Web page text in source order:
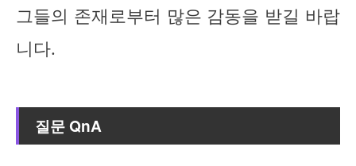
그들의 존재로부터 많은 감동을 받길 바랍
니다.
질문 QnA